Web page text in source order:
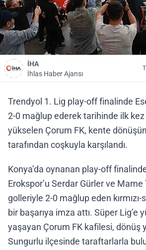
İHA
İhlas Haber Ajansı
Trendyol 1. Lig play-off finalinde
2-0 mağlup ederek tarihinde ilk kez
yükselen Çorum FK, kente
tarafından coşkuyla karşılandı.
Konya’da oynanan play-off
Erokspor’u Serdar Gürler ve Mame
golleriyle 2-0 mağlup eden kırmızı-
bir başarıya imza attı. Süper Lig’e
yaşayan Çorum FK kafilesi, dönüş
Sungurlu ilçesinde taraftarlarla